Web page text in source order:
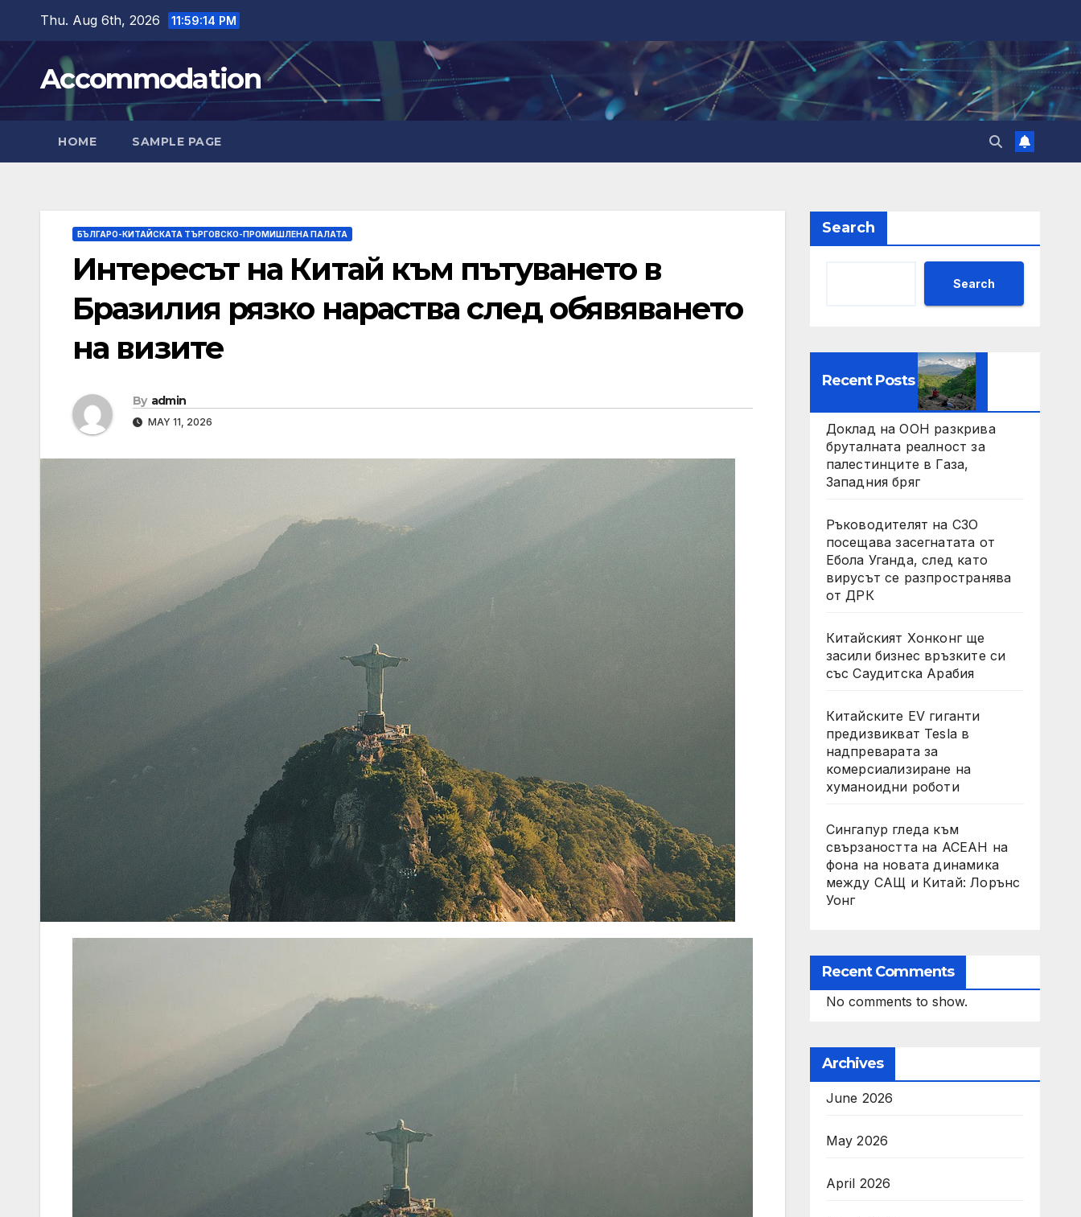
content
Thu. Aug 6th, 2026 11:59:15 PM
Accommodation
HOME SAMPLE PAGE
БЪЛГАРО-КИТАЙСКАТА ТЪРГОВСКО-ПРОМИШЛЕНА ПАЛАТА
Интересът на Китай към пътуването в
Бразилия рязко нараства след обявяването
на визите
By admin
MAY 11, 2026
Search
Search
Recent Posts
Доклад на ООН разкрива
бруталната реалност за
палестинците в Газа,
Западния бряг
Ръководителят на СЗО
посещава засегнатата от
Ебола Уганда, след като
вирусът се разпространява
от ДРК
Китайският Хонконг ще
засили бизнес връзките си
със Саудитска Арабия
Китайските EV гиганти
предизвикват Tesla в
надпреварата за
комерсиализиране на
хуманоидни роботи
Сингапур гледа към
свързаността на АСЕАН на
фона на новата динамика
между САЩ и Китай: Лорънс
Уонг
Recent Comments
No comments to show.
Archives
June 2026
May 2026
April 2026